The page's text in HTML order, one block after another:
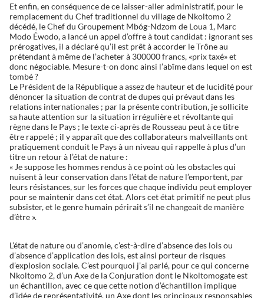
Et enfin, en conséquence de ce laisser-aller administratif, pour le
remplacement du Chef traditionnel du village de Nkoltomo 2
décédé, le Chef du Groupement Mbóg-Ndzom de Loua 1, Marc
Modo Éwodo, a lancé un appel d’offre à tout candidat : ignorant ses
prérogatives, il a déclaré qu’il est prêt à accorder le Trône au
prétendant à même de l’acheter à 300000 francs, «prix taxé» et
donc négociable. Mesure-t-on donc ainsi l’abîme dans lequel on est
tombé ?
Le Président de la République a assez de hauteur et de lucidité pour
dénoncer la situation de contrat de dupes qui prévaut dans les
relations internationales ; par la présente contribution, je sollicite
sa haute attention sur la situation irrégulière et révoltante qui
règne dans le Pays ; le texte ci-après de Rousseau peut à ce titre
être rappelé ; il y apparaît que des collaborateurs malveillants ont
pratiquement conduit le Pays à un niveau qui rappelle à plus d’un
titre un retour à l’état de nature :
« Je suppose les hommes rendus à ce point où les obstacles qui
nuisent à leur conservation dans l’état de nature l’emportent, par
leurs résistances, sur les forces que chaque individu peut employer
pour se maintenir dans cet état. Alors cet état primitif ne peut plus
subsister, et le genre humain périrait s’il ne changeait de manière
d’être ».
L’état de nature ou d’anomie, c’est-à-dire d’absence des lois ou
d’absence d’application des lois, est ainsi porteur de risques
d’explosion sociale. C’est pourquoi j’ai parlé, pour ce qui concerne
Nkoltomo 2, d’un Axe de la Conjuration dont le Nkoltomogate est
un échantillon, avec ce que cette notion d’échantillon implique
d’idée de représentativité, un Axe dont les principaux responsables